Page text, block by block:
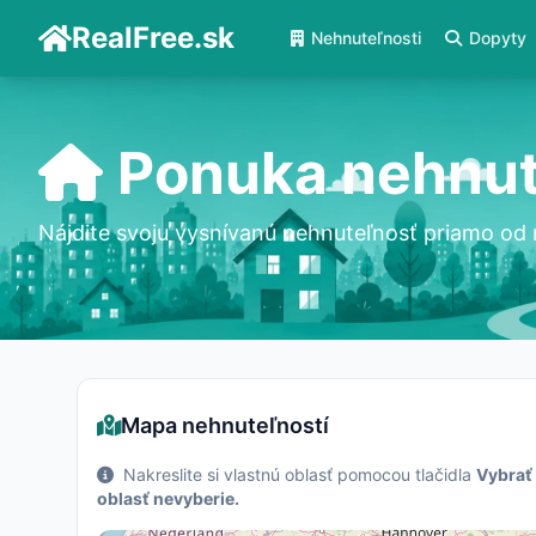
RealFree.sk Nehnuteľnosti Dopyty
Ponuka
Nájdite svoju vysnívanú nehnuteľnosť priamo od
Mapa nehnuteľností
Nakreslite si vlastnú oblasť pomocou tlačidla
oblasť nevyberie.